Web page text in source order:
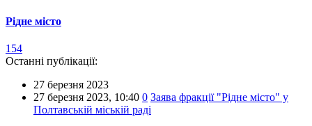
Рідне місто
154
Останні публікації:
27 березня 2023
27 березня 2023, 10:40 0 Заява фракції "Рідне місто" у
Полтавській міській раді